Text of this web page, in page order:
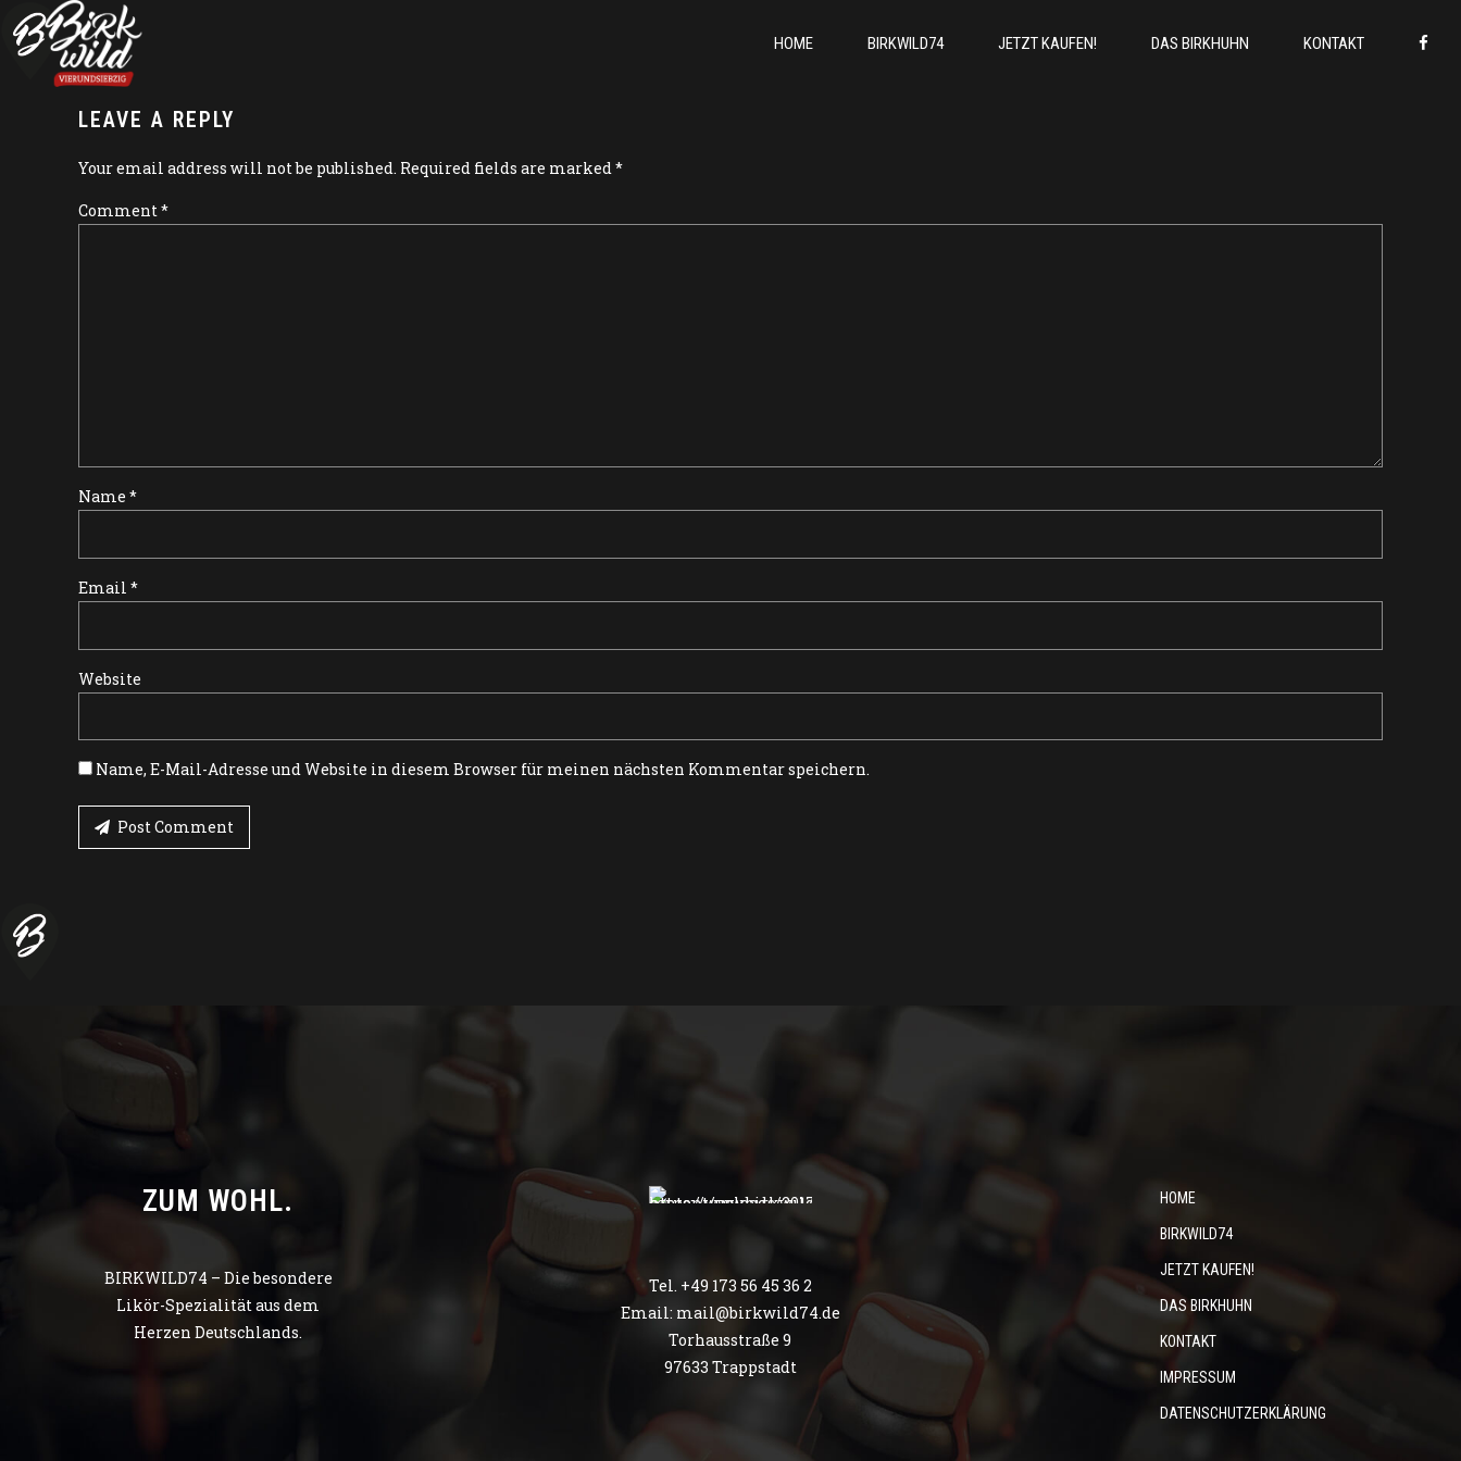
HOME BIRKWILD74 JETZT KAUFEN! DAS BIRKHUHN KONTAKT
LEAVE A REPLY
Your email address will not be published. Required fields are marked *
Comment *
Name *
Email *
Website
Name, E-Mail-Adresse und Website in diesem Browser für meinen nächsten Kommentar speichern.
Post Comment
ZUM WOHL.
BIRKWILD74 – Die besondere
Likör-Spezialität aus dem
Herzen Deutschlands.
Tel. +49 173 56 45 36 2
Email: mail@birkwild74.de
Torhausstraße 9
97633 Trappstadt
HOME
BIRKWILD74
JETZT KAUFEN!
DAS BIRKHUHN
KONTAKT
IMPRESSUM
DATENSCHUTZERKLÄRUNG